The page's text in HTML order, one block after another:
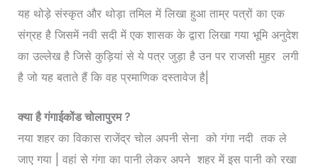
यह थोड़े संस्कृत और थोड़ा तमिल में लिखा हुआ ताम्र पत्रों का एक
संग्रह है जिसमें नवी सदी में एक शासक के द्वारा लिखा गया भूमि अनुदेश
का उल्लेख है जिसे कुड़ियां से ये पत्र जुड़ा है उन पर राजसी मुहर लगी
है जो यह बताते हैं कि वह प्रमाणिक दस्तावेज है|
क्या है गंगाईकोंड चोलापुरम ?
नया शहर का विकास राजेंद्र चोल अपनी सेना को गंगा नदी तक ले
जाए गया | वहां से गंगा का पानी लेकर अपने शहर में इस पानी को रखा